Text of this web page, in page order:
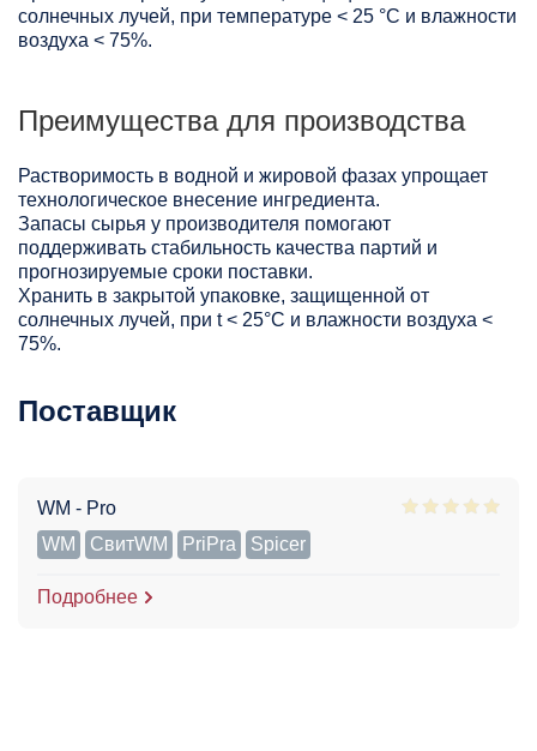
солнечных лучей, при температуре < 25 °C и влажности
воздуха < 75%.
Преимущества для производства
Растворимость в водной и жировой фазах упрощает
технологическое внесение ингредиента.
Запасы сырья у производителя помогают
поддерживать стабильность качества партий и
прогнозируемые сроки поставки.
Хранить в закрытой упаковке, защищенной от
солнечных лучей, при t < 25°С и влажности воздуха <
75%.
Поставщик
WM - Pro
WM
СвитWM PriPra Spicer
Подробнее